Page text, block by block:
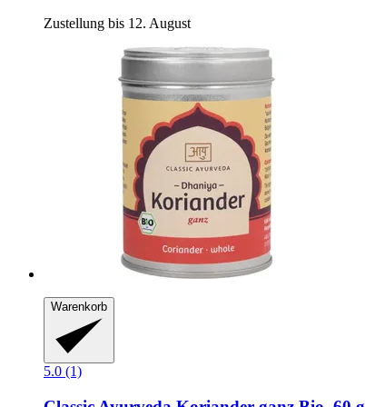
Zustellung bis 12. August
Warenkorb
5.0 (1)